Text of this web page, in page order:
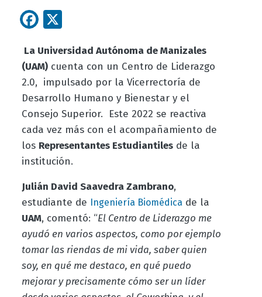
Facebook
La Universidad Autónoma de Manizales
(UAM)cuenta con un Centro de Liderazgo
2.0, impulsado por la Vicerrectoría de
Desarrollo Humano y Bienestar y el
Consejo Superior. Este 2022 se reactiva
cada vez más con el acompañamiento de
los Representantes Estudiantilesde la
institución.
Julián David Saavedra Zambrano,
estudiante de Ingeniería Biomédicade la
UAM, comentó: “El Centro de Liderazgo me
ayudó en varios aspectos, como por ejemplo
tomar las riendas de mi vida, saber quien
soy, en qué me destaco, en qué puedo
mejorar y precisamente cómo ser un líder